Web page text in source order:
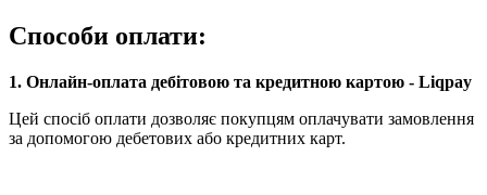
Способи оплати:
1. Онлайн-оплата дебітовою та кредитною картою - Liqpay
Цей спосіб оплати дозволяє покупцям оплачувати замовлення
за допомогою дебетових або кредитних карт.